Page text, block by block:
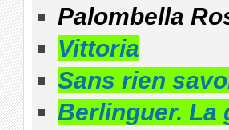
Palombella
Vittoria
Sans rien
Berlinguer. La